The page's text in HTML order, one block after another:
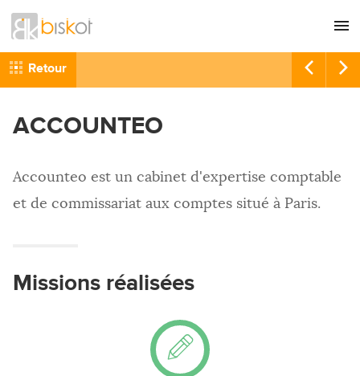
Recrutement
SITES INTERNET
RÉFÉRENCEMENT
Retour
ACCOUNTEO
Accounteo est un cabinet d'expertise comptable
et de commissariat aux comptes situé à Paris.
Missions réalisées